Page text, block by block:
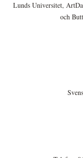
Lunds Universitet,
och